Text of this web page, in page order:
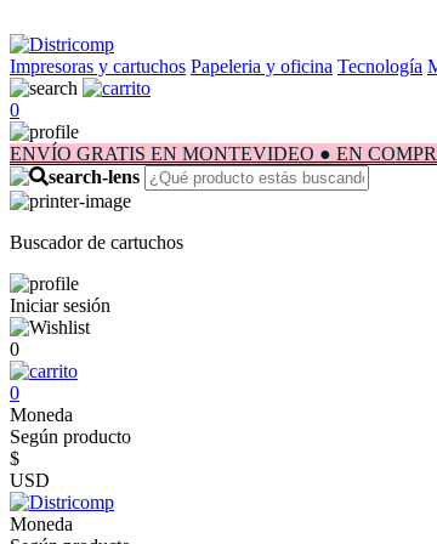
Impresoras y cartuchos Papeleria y oficina Tecnología
0
ENVÍO GRATIS EN MONTEVIDEO ● EN
Buscador de cartuchos
Iniciar sesión
0
0
Moneda
Según producto
$
USD
Moneda